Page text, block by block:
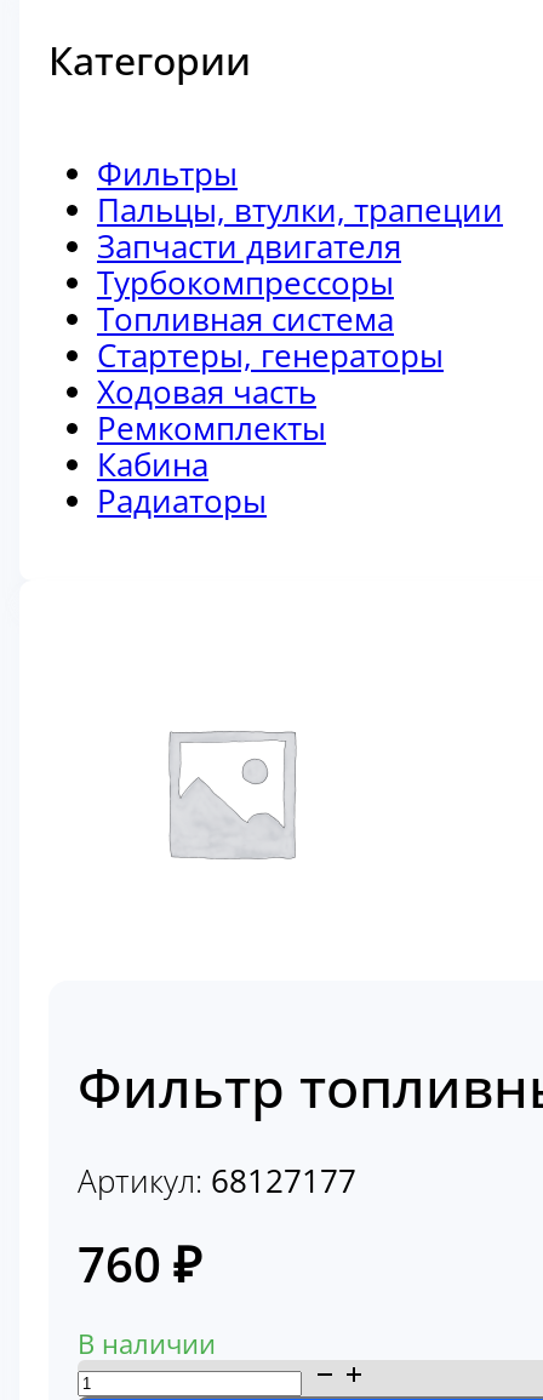
Категории
Фильтры
Пальцы, втулки, трапеции
Запчасти двигателя
Турбокомпрессоры
Топливная система
Стартеры, генераторы
Ходовая часть
Ремкомплекты
Кабина
Радиаторы
Фильтр
Артикул: 68127177
760 ₽
В наличии
Количество